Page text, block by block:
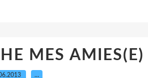
MES AMIES(E)
…